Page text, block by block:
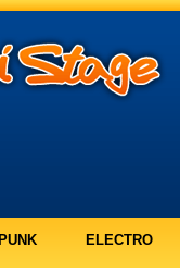
PUNK ELECTRO